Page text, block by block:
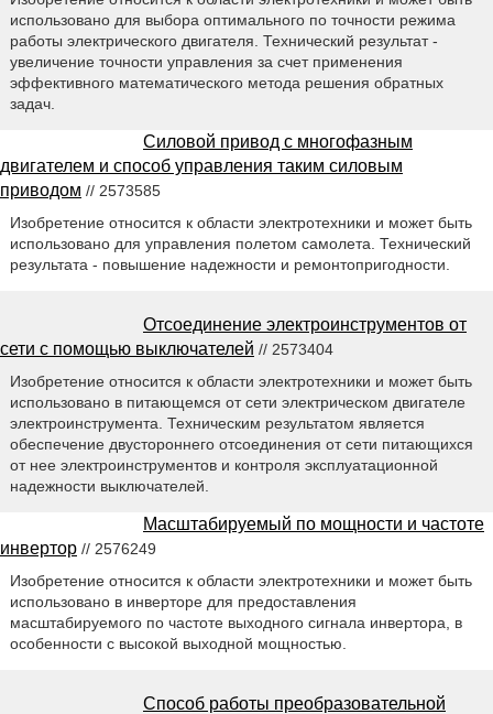
использовано для выбора оптимального по точности режима
работы электрического двигателя. Технический результат -
увеличение точности управления за счет применения
эффективного математического метода решения обратных
задач.
Силовой привод с многофазным
двигателем и способ управления таким силовым
приводом // 2573585
Изобретение относится к области электротехники и может быть
использовано для управления полетом самолета. Технический
результата - повышение надежности и ремонтопригодности.
Отсоединение электроинструментов от
сети с помощью выключателей // 2573404
Изобретение относится к области электротехники и может быть
использовано в питающемся от сети электрическом двигателе
электроинструмента. Техническим результатом является
обеспечение двустороннего отсоединения от сети питающихся
от нее электроинструментов и контроля эксплуатационной
надежности выключателей.
Масштабируемый по мощности и частоте
инвертор // 2576249
Изобретение относится к области электротехники и может быть
использовано в инверторе для предоставления
масштабируемого по частоте выходного сигнала инвертора, в
особенности с высокой выходной мощностью.
Способ работы преобразовательной